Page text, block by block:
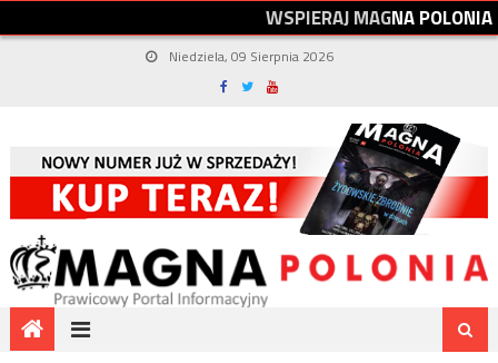
WSPIERAJMAGNAPOLONIA
Niedziela, 09 Sierpnia 2026